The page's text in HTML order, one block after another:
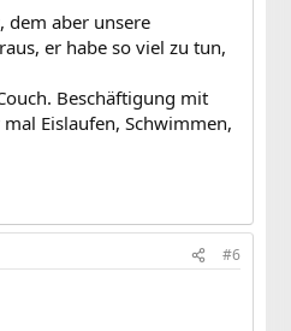
dem aber unsere
er habe so viel zu tun,
Beschäftigung mit
Eislaufen, Schwimmen,
#6